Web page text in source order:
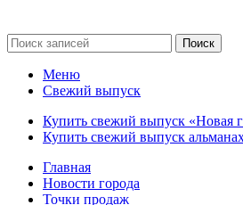
Поиск
Меню
Свежий выпуск
Купить свежий выпуск «Новая
Купить свежий выпуск
Главная
Новости города
Точки продаж